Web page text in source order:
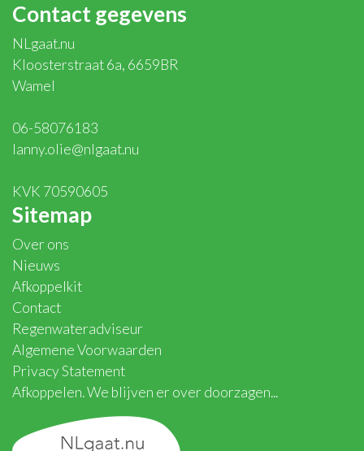
Contact gegevens
NLgaat.nu
Kloosterstraat 6a, 6659BR
Wamel
06-58076183
lanny.olie@nlgaat.nu
KVK 70590605
Sitemap
Over ons
Nieuws
Afkoppelkit
Contact
Regenwateradviseur
Algemene Voorwaarden
Privacy Statement
Afkoppelen. We blijven er over doorzagen...